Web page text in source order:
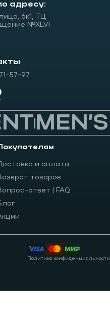
адресу:
6к1, ТЦ
№XLVI
57-97
MEN’S
и оплата
товаров
ответ | FAQ
Политика конфиденциальности